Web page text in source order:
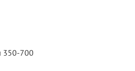
350-700